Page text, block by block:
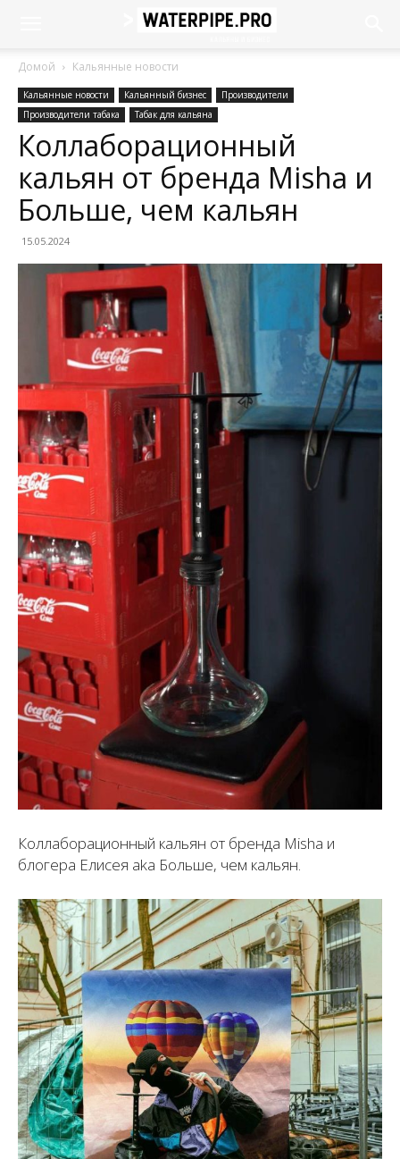
Домой Кальянные новости
Кальянные новости Кальянный бизнес
Производители
Производители табака
Табак для кальяна
Коллаборационный
кальян от бренда Misha и
Больше, чем кальян
15.05.2024
Коллаборационный кальян от бренда Misha и
блогера Елисея aka Больше, чем кальян.